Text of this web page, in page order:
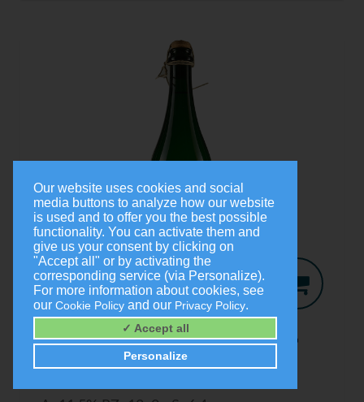
Jo-Secco
Trocken
9,00 €
Our website uses cookies and social
media buttons to analyze how our website
is used and to offer you the best possible
functionality. You can activate them and
give us your consent by clicking on
"Accept all" or by activating the
corresponding service (via Personalize).
For more information about cookies, see
our Cookie Policy and our Privacy Policy.
✓ Accept all
Personalize